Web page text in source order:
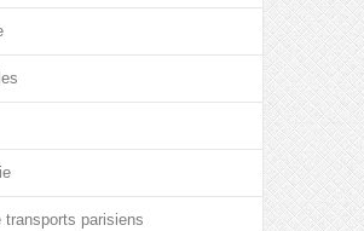
transports parisiens